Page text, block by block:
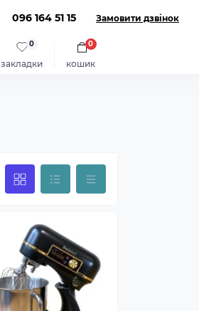
096 164 51 15 Замовити дзвінок
закладки
0
кошик
0